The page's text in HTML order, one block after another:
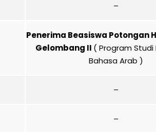
–
Penerima Beasiswa Potongan
Gelombang II ( Program Studi
Bahasa Arab )
–
–